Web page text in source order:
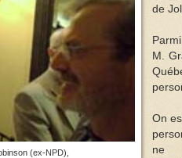
(ex-NPD),
de
M.
On
ne